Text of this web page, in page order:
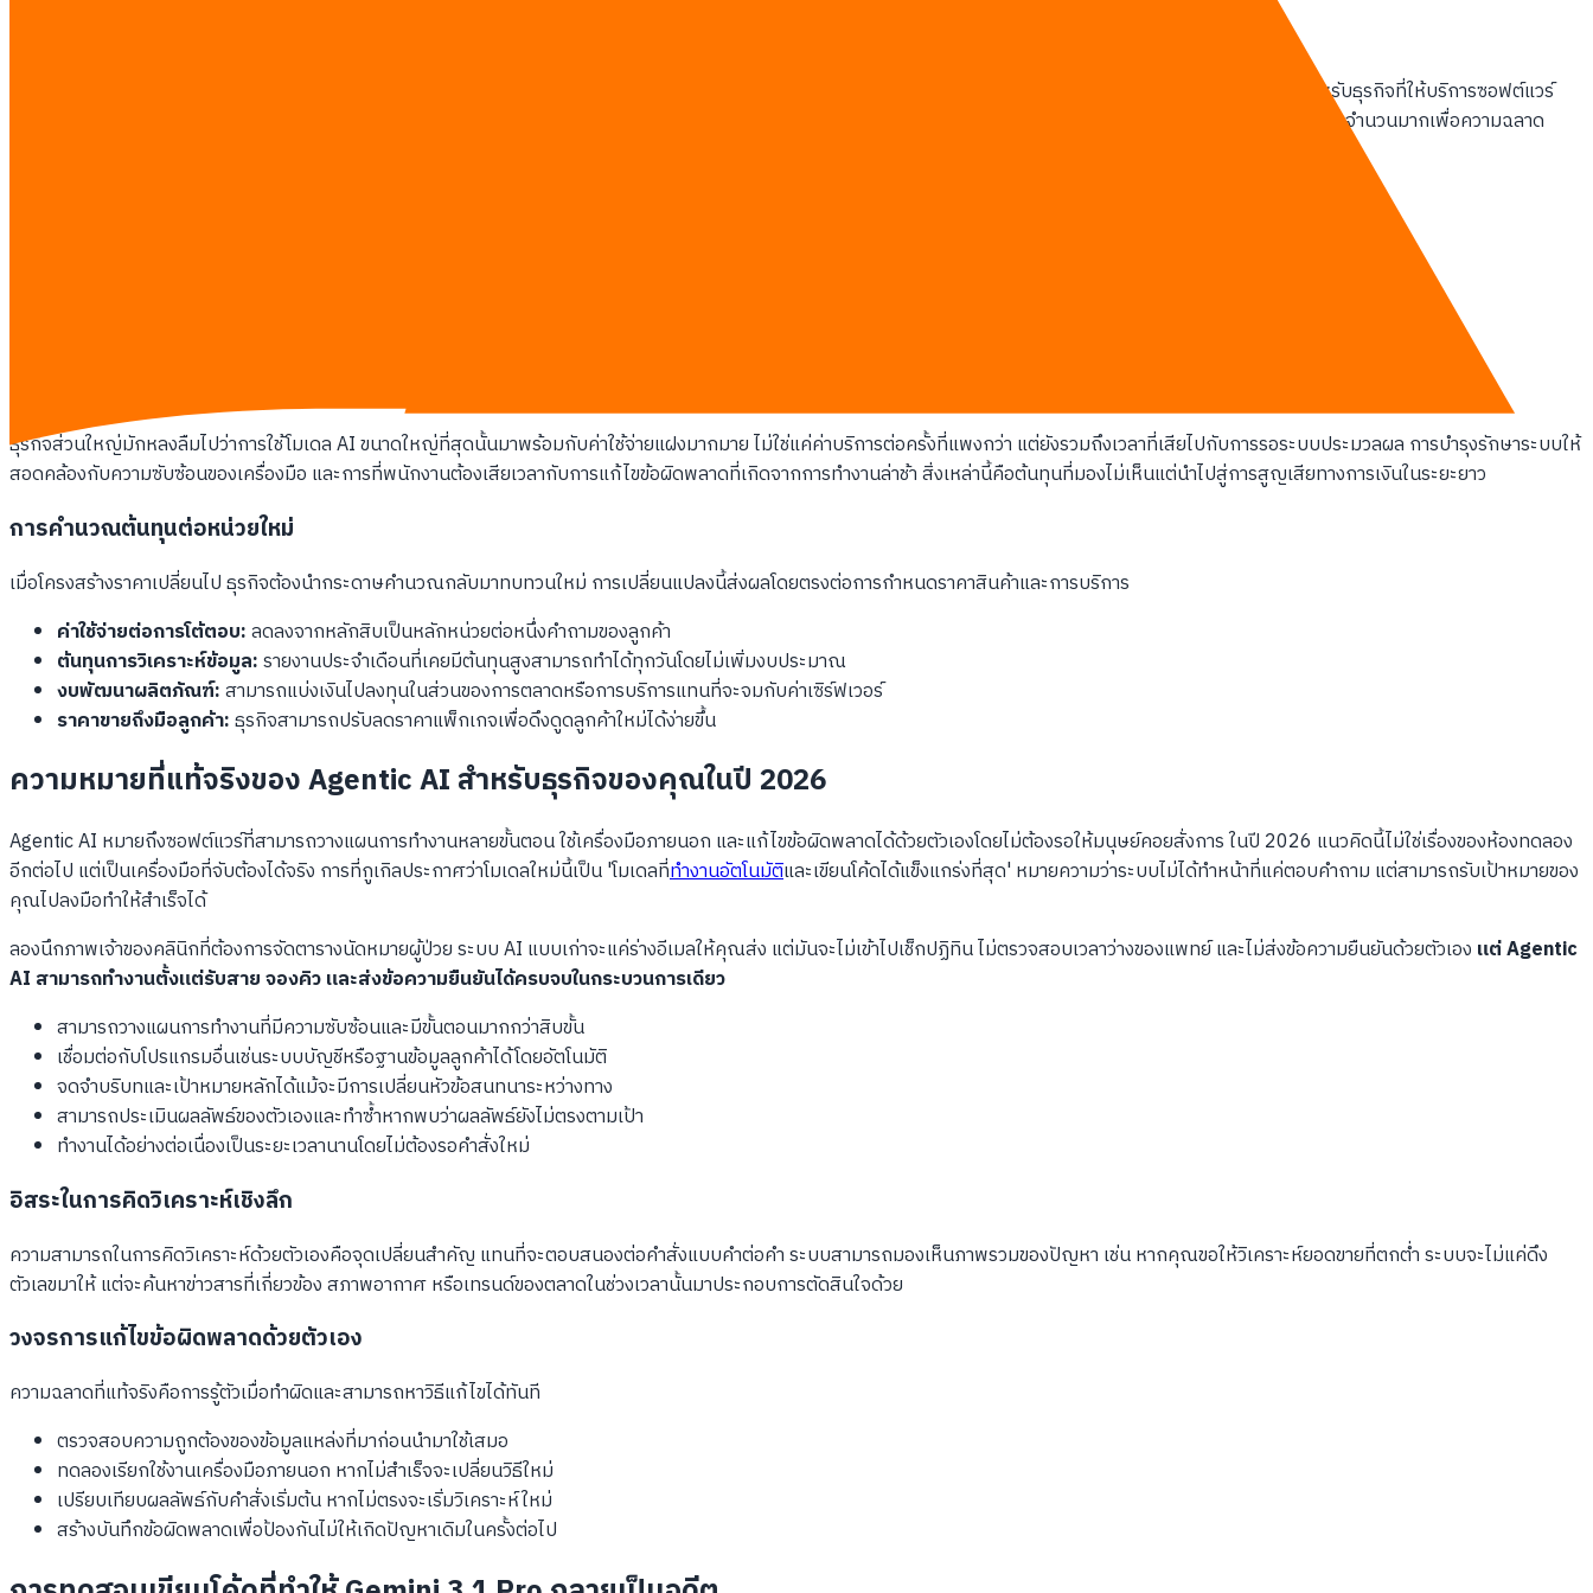
ค่าบริการของ Gemini 3.5 Flash สร้างแรงสั่นสะเทือนต่องบประมาณ AI แบบเดิม เพราะมันหั่นต้นทุนการทำงานลงมากกว่า 50 เปอร์เซ็นต์เมื่อเทียบกับโมเดลตัวท็อปในตลาด สำหรับธุรกิจที่ให้บริการซอฟต์แวร์
(SaaS) ต้นทุนการประมวลผล AI ถือเป็นรายจ่ายก้อนใหญ่ที่กัดกินกำไร การที่กูเกิลปรับโครงสร้างราคาใหม่ครั้งนี้ทำให้จุดคุ้มทุนของบริษัทเปลี่ยนไปอย่างสิ้นเชิง แทนที่จะต้องจ่ายเงินจำนวนมากเพื่อความฉลาด
ธุรกิจส่วนใหญ่มักหลงลืมไปว่าการใช้โมเดล AI ขนาดใหญ่ที่สุดนั้นมาพร้อมกับค่าใช้จ่ายแฝงมากมาย ไม่ใช่แค่ค่าบริการต่อครั้งที่แพงกว่า แต่ยังรวมถึงเวลาที่เสียไปกับการรอระบบประมวลผล การบำรุงรักษาระบบให้
สอดคล้องกับความซับซ้อนของเครื่องมือ และการที่พนักงานต้องเสียเวลากับการแก้ไขข้อผิดพลาดที่เกิดจากการทำงานล่าช้า สิ่งเหล่านี้คือต้นทุนที่มองไม่เห็นแต่นำไปสู่การสูญเสียทางการเงินในระยะยาว
การคำนวณต้นทุนต่อหน่วยใหม่
เมื่อโครงสร้างราคาเปลี่ยนไป ธุรกิจต้องนำกระดาษคำนวณกลับมาทบทวนใหม่ การเปลี่ยนแปลงนี้ส่งผลโดยตรงต่อการกำหนดราคาสินค้าและการบริการ
ค่าใช้จ่ายต่อการโต้ตอบ:ลดลงจากหลักสิบเป็นหลักหน่วยต่อหนึ่งคำถามของลูกค้า
ต้นทุนการวิเคราะห์ข้อมูล:รายงานประจำเดือนที่เคยมีต้นทุนสูงสามารถทำได้ทุกวันโดยไม่เพิ่มงบประมาณ
งบพัฒนาผลิตภัณฑ์:สามารถแบ่งเงินไปลงทุนในส่วนของการตลาดหรือการบริการแทนที่จะจมกับค่าเซิร์ฟเวอร์
ราคาขายถึงมือลูกค้า:ธุรกิจสามารถปรับลดราคาแพ็กเกจเพื่อดึงดูดลูกค้าใหม่ได้ง่ายขึ้น
ความหมายที่แท้จริงของ Agentic AI สำหรับธุรกิจของคุณในปี 2026
Agentic AI หมายถึงซอฟต์แวร์ที่สามารถวางแผนการทำงานหลายขั้นตอน ใช้เครื่องมือภายนอก และแก้ไขข้อผิดพลาดได้ด้วยตัวเองโดยไม่ต้องรอให้มนุษย์คอยสั่งการ ในปี 2026 แนวคิดนี้ไม่ใช่เรื่องของห้องทดลอง
อีกต่อไป แต่เป็นเครื่องมือที่จับต้องได้จริง การที่กูเกิลประกาศว่าโมเดลใหม่นี้เป็น 'โมเดลที่ทำงานอัตโนมัติและเขียนโค้ดได้แข็งแกร่งที่สุด' หมายความว่าระบบไม่ได้ทำหน้าที่แค่ตอบคำถาม แต่สามารถรับเป้าหมายของ
คุณไปลงมือทำให้สำเร็จได้
ลองนึกภาพเจ้าของคลินิกที่ต้องการจัดตารางนัดหมายผู้ป่วย ระบบ AI แบบเก่าจะแค่ร่างอีเมลให้คุณส่ง แต่มันจะไม่เข้าไปเช็กปฏิทิน ไม่ตรวจสอบเวลาว่างของแพทย์ และไม่ส่งข้อความยืนยันด้วยตัวเอง แต่ Agentic
AI สามารถทำงานตั้งแต่รับสาย จองคิว และส่งข้อความยืนยันได้ครบจบในกระบวนการเดียว
สามารถวางแผนการทำงานที่มีความซับซ้อนและมีขั้นตอนมากกว่าสิบขั้น
เชื่อมต่อกับโปรแกรมอื่นเช่นระบบบัญชีหรือฐานข้อมูลลูกค้าได้โดยอัตโนมัติ
จดจำบริบทและเป้าหมายหลักได้แม้จะมีการเปลี่ยนหัวข้อสนทนาระหว่างทาง
สามารถประเมินผลลัพธ์ของตัวเองและทำซ้ำหากพบว่าผลลัพธ์ยังไม่ตรงตามเป้า
ทำงานได้อย่างต่อเนื่องเป็นระยะเวลานานโดยไม่ต้องรอคำสั่งใหม่
อิสระในการคิดวิเคราะห์เชิงลึก
ความสามารถในการคิดวิเคราะห์ด้วยตัวเองคือจุดเปลี่ยนสำคัญ แทนที่จะตอบสนองต่อคำสั่งแบบคำต่อคำ ระบบสามารถมองเห็นภาพรวมของปัญหา เช่น หากคุณขอให้วิเคราะห์ยอดขายที่ตกต่ำ ระบบจะไม่แค่ดึง
ตัวเลขมาให้ แต่จะค้นหาข่าวสารที่เกี่ยวข้อง สภาพอากาศ หรือเทรนด์ของตลาดในช่วงเวลานั้นมาประกอบการตัดสินใจด้วย
วงจรการแก้ไขข้อผิดพลาดด้วยตัวเอง
ความฉลาดที่แท้จริงคือการรู้ตัวเมื่อทำผิดและสามารถหาวิธีแก้ไขได้ทันที
ตรวจสอบความถูกต้องของข้อมูลแหล่งที่มาก่อนนำมาใช้เสมอ
ทดลองเรียกใช้งานเครื่องมือภายนอก หากไม่สำเร็จจะเปลี่ยนวิธีใหม่
เปรียบเทียบผลลัพธ์กับคำสั่งเริ่มต้น หากไม่ตรงจะเริ่มวิเคราะห์ใหม่
สร้างบันทึกข้อผิดพลาดเพื่อป้องกันไม่ให้เกิดปัญหาเดิมในครั้งต่อไป